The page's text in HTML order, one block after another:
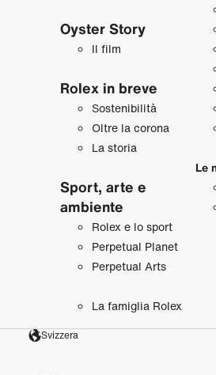
Oyster Story
Il film
Rolex in breve
Sostenibilità
Oltre la corona
La storia
Sport, arte e
ambiente
Rolex e lo sport
Perpetual Planet
Perpetual Arts
La famiglia Rolex
Le
Svizzera